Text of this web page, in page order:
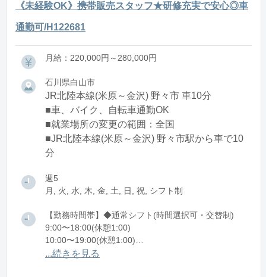
《未経験OK》携帯販売スタッフ★研修充実で安心◎車
通勤可/H122681
月給：220,000円～280,000円
石川県白山市
JR北陸本線(米原～金沢) 野々市 車10分
■車、バイク、自転車通勤OK
■就業場所の変更の範囲：全国
■JR北陸本線(米原～金沢) 野々市駅から車で10
分
週5
月, 火, 水, 木, 金, 土, 日, 祝, シフト制
【勤務時間帯】◆通常シフト(時間選択可・交替制)
9:00〜18:00(休憩1:00)
10:00〜19:00(休憩1:00)
11:00〜20:00(休憩1:00)
...続きを見る